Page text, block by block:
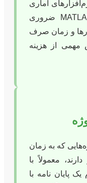
آماری
پیشرفته مانند SPSS، R، و MATLAB ضروری
و زمان صرف
مهمی از هزینه
که به زمان
معمولاً با
پایان نامه با